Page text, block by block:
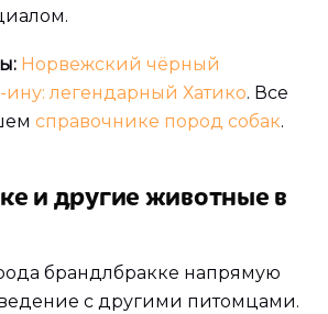
Норвежский чёрный
ину: легендарный Хатико. Все
справочнике пород собак.
и другие животные в
брандлбракке напрямую
с другими питомцами.